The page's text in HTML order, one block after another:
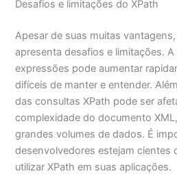
Desafios e limitações do XPath
Apesar de suas muitas
apresenta desafios e limitações.
expressões pode aumentar
difíceis de manter e entender.
das consultas XPath pode ser
complexidade do documento
grandes volumes de dados. É
desenvolvedores estejam cientes
utilizar XPath em suas aplicações.